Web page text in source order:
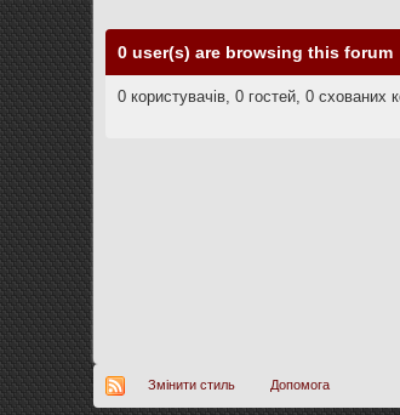
0 user(s) are browsing this forum
0 користувачів, 0 гостей, 0 схованих
Змінити стиль Допомога